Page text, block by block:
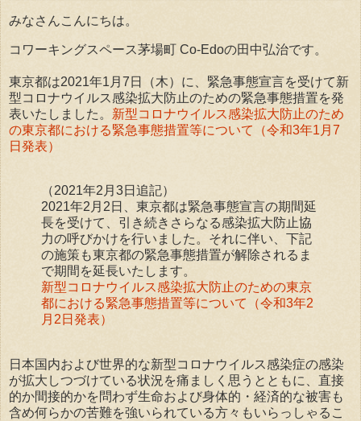
みなさんこんにちは。
コワーキングスペース茅場町 Co-Edoの田中弘治です。
東京都は2021年1月7日（木）に、緊急事態宣言を受けて新
型コロナウイルス感染拡大防止のための緊急事態措置を発
表いたしました。 新型コロナウイルス感染拡大防止のため
の東京都における緊急事態措置等について（令和3年1月7
日発表）
（2021年2月3日追記）
2021年2月2日、東京都は緊急事態宣言の期間延
長を受けて、引き続きさらなる感染拡大防止協
力の呼びかけを行いました。それに伴い、下記
の施策も東京都の緊急事態措置が解除されるま
で期間を延長いたします。
新型コロナウイルス感染拡大防止のための東京
都における緊急事態措置等について（令和3年2
月2日発表）
日本国内および世界的な新型コロナウイルス感染症の感染
が拡大しつづけている状況を痛ましく思うとともに、直接
的か間接的かを問わず生命および身体的・経済的な被害も
含め何らかの苦難を強いられている方々もいらっしゃるこ